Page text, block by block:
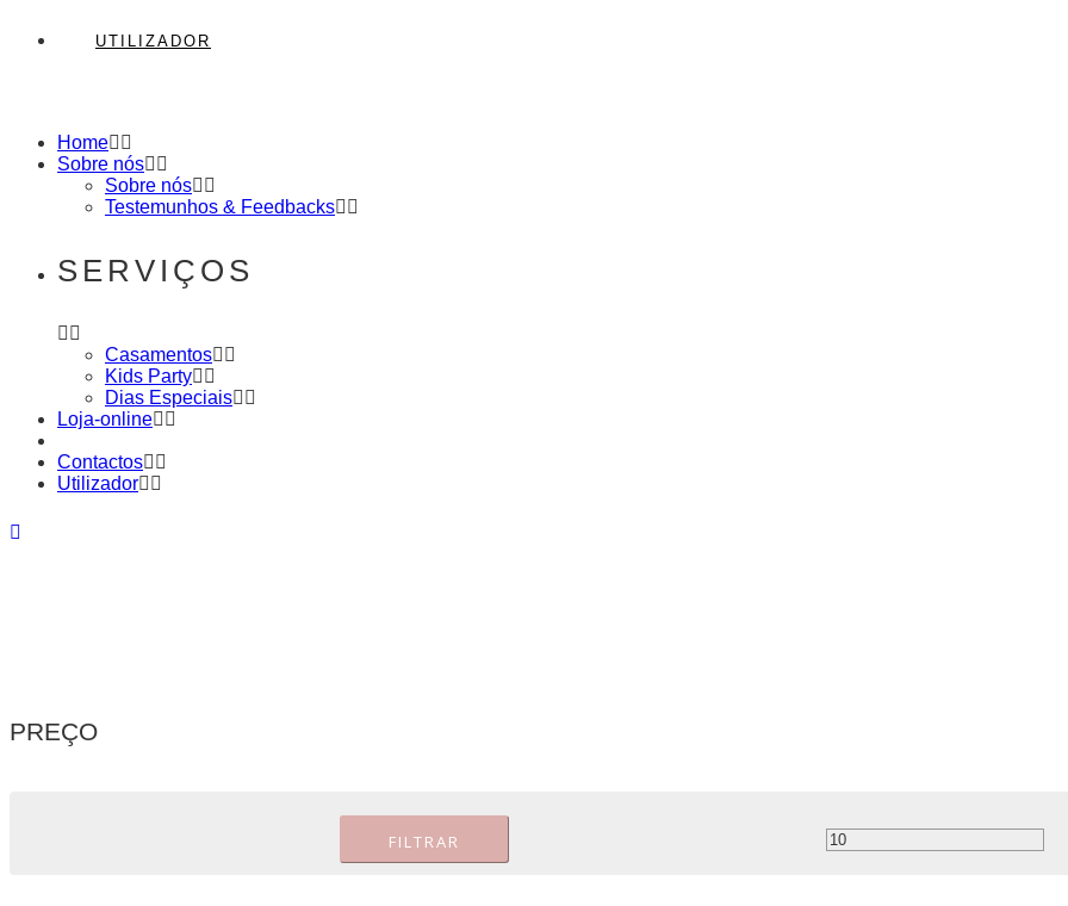
UTILIZADOR
Home
Sobre nós
Sobre nós
Testemunhos & Feedbacks
SERVIÇOS
Casamentos
Kids Party
Dias Especiais
Loja-online
Contactos
Utilizador
PREÇO
FILTRAR